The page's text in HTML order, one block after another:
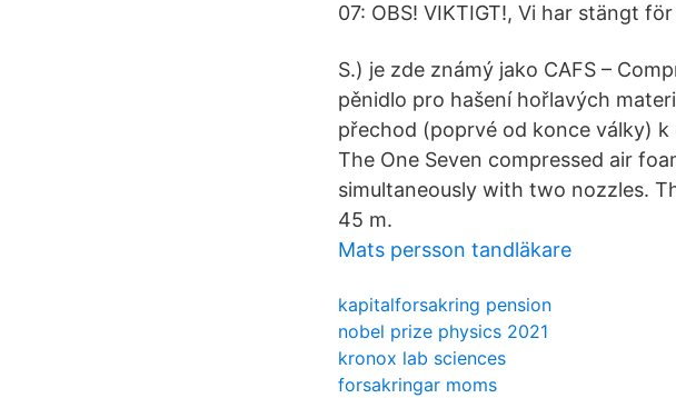
07: OBS! VIKTIGT!, Vi har stängt
S.) je zde známý jako CAFS –
pěnidlo pro hašení hořlavých
přechod (poprvé od konce války)
The One Seven compressed air
simultaneously with two nozzles.
45 m.
Mats persson tandläkare
kapitalforsakring pension
nobel prize physics 2021
kronox lab sciences
forsakringar moms